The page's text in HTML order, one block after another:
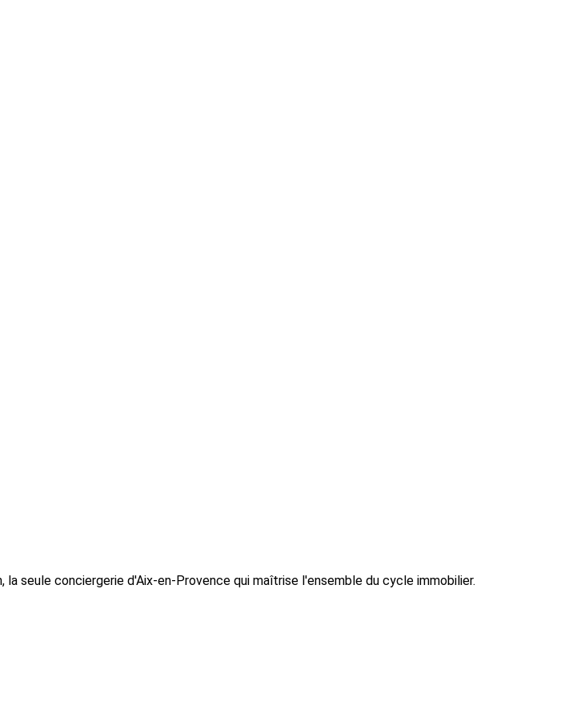
seule conciergerie d'Aix-en-Provence qui maîtrise l'ensemble du cycle immobilier.